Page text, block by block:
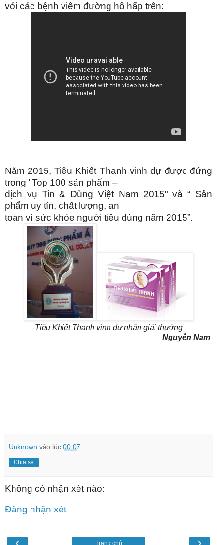
với các bệnh viêm đường hô hấp trên:
Năm 2015, Tiêu Khiết Thanh vinh dự được đứng
trong "Top 100 sản phẩm –
dịch vụ Tin & Dùng Việt Nam 2015" và “ Sản
phẩm uy tín, chất lượng, an
toàn vì sức khỏe người tiêu dùng năm 2015”.
Tiêu Khiết Thanh vinh dự nhận giải thưởng
Nguyễn Nam
Unknown vào lúc 00:07
Chia sẻ
Không có nhận xét nào:
Đăng nhận xét
‹ ›
Trang chủ